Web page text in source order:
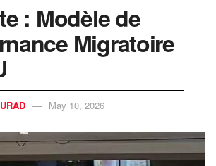
: Modèle de
Migratoire
May 10, 2026